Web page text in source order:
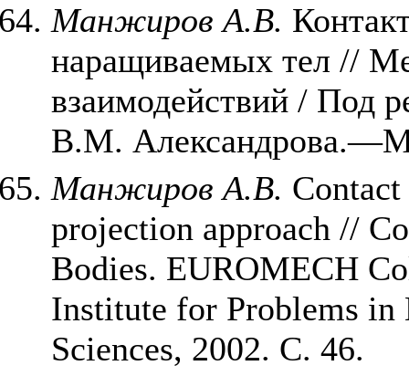
Манжиров А.В.
наращиваемых тел //
взаимодействий / Под
В.М.
Манжиров А.В.
projection approach //
Bodies. EUROMECH
Institute for Problems in
Sciences, 2002. С. 46.